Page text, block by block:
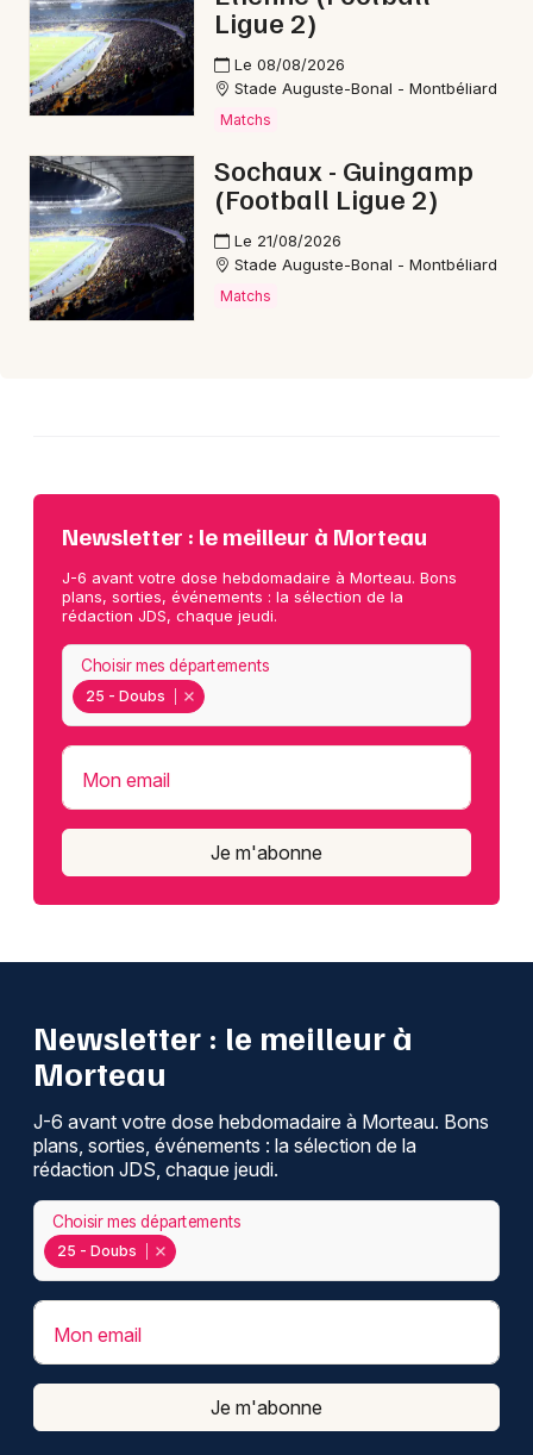
25 - Doubs
Choisir mes départements
Mon email
Ligue 2)
Le 08/08/2026
Stade Auguste-Bonal - Montbéliard
Matchs
Sochaux - Guingamp
(Football Ligue 2)
Le 21/08/2026
Stade Auguste-Bonal - Montbéliard
Matchs
Newsletter : le meilleur à Morteau
J-6 avant votre dose hebdomadaire à Morteau. Bons
plans, sorties, événements : la sélection de la
rédaction JDS, chaque jeudi.
25 - Doubs
Choisir mes départements
Mon email
Je m'abonne
Newsletter : le meilleur à
Morteau
J-6 avant votre dose hebdomadaire à Morteau. Bons
plans, sorties, événements : la sélection de la
rédaction JDS, chaque jeudi.
25 - Doubs
Choisir mes départements
Mon email
Je m'abonne